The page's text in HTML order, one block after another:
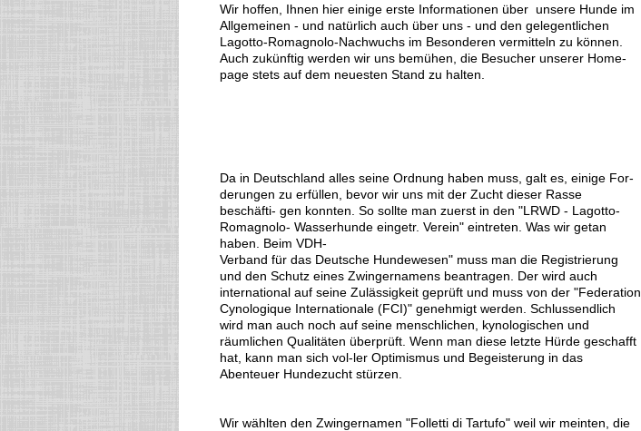
Wir hoffen, Ihnen hier einige erste Informationen über unsere Hunde im
Allgemeinen - und natürlich auch über uns - und den gelegentlichen
Lagotto-Romagnolo-Nachwuchs im Besonderen vermitteln zu können.
Auch zukünftig werden wir uns bemühen, die Besucher unserer Home-
page stets auf dem neuesten Stand zu halten.
Da in Deutschland alles seine Ordnung haben muss, galt es, einige For-
derungen zu erfüllen, bevor wir uns mit der Zucht dieser Rasse
beschäfti- gen konnten. So sollte man zuerst in den "LRWD - Lagotto-
Romagnolo- Wasserhunde eingetr. Verein" eintreten. Was wir getan
haben. Beim VDH-
Verband für das Deutsche Hundewesen" muss man die Registrierung
und den Schutz eines Zwingernamens beantragen. Der wird auch
international auf seine Zulässigkeit geprüft und muss von der "Federation
Cynologique Internationale (FCI)" genehmigt werden. Schlussendlich
wird man auch noch auf seine menschlichen, kynologischen und
räumlichen Qualitäten überprüft. Wenn man diese letzte Hürde geschafft
hat, kann man sich vol-ler Optimismus und Begeisterung in das
Abenteuer Hundezucht stürzen.
Wir wählten den Zwingernamen "Folletti di Tartufo" weil wir meinten, die